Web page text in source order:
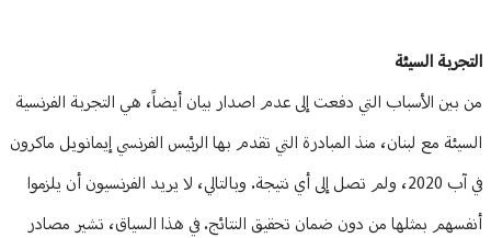
التجربة السيئة
من بين الأسباب التي دفعت إلى عدم اصدار بيان أيضاً، هي التجربة الفرنسية
السيئة مع لبنان، منذ المبادرة التي تقدم بها الرئيس الفرنسي إيمانويل ماكرون
في آب 2020، ولم تصل إلى أي نتيجة. وبالتالي، لا يريد الفرنسيون أن يلزموا
أنفسهم بمثلها من دون ضمان تحقيق النتائج. في هذا السياق، تشير مصادر